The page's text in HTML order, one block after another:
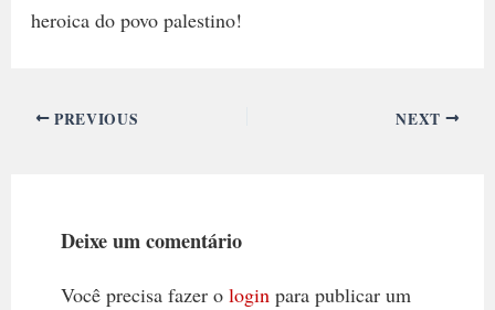
heroica do povo palestino!
PREVIOUS NEXT
Deixe um comentário
Você precisa fazer o loginpara publicar um